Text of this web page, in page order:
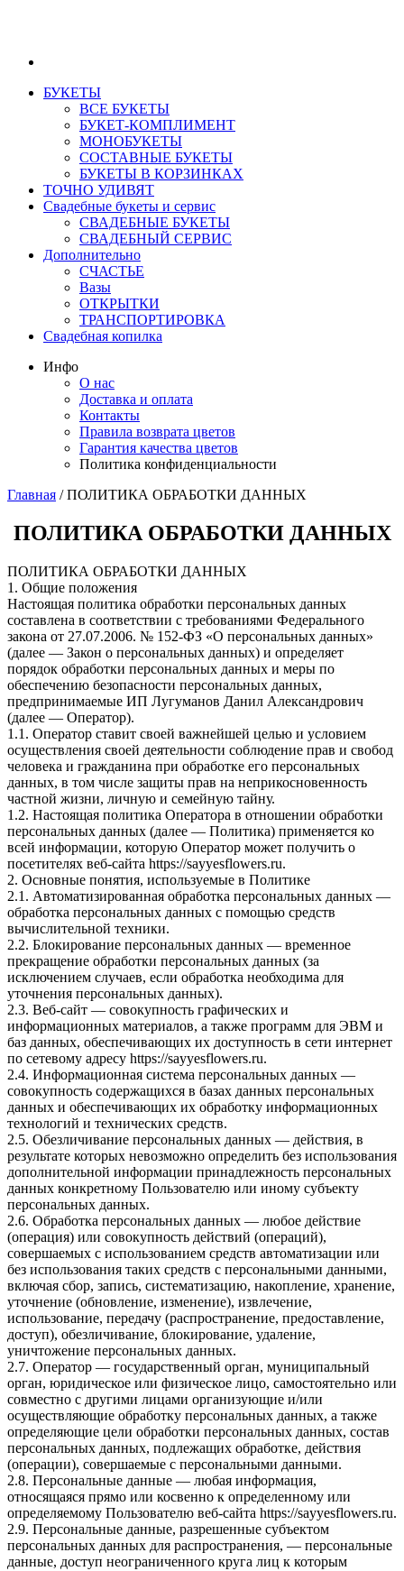
БУКЕТЫ
ВСЕ БУКЕТЫ
БУКЕТ-КОМПЛИМЕНТ
МОНОБУКЕТЫ
СОСТАВНЫЕ БУКЕТЫ
БУКЕТЫ В КОРЗИНКАХ
ТОЧНО УДИВЯТ
Свадебные букеты и сервис
СВАДЕБНЫЕ БУКЕТЫ
СВАДЕБНЫЙ СЕРВИС
Дополнительно
СЧАСТЬЕ
Вазы
ОТКРЫТКИ
ТРАНСПОРТИРОВКА
Свадебная копилка
Инфо
О нас
Доставка и оплата
Контакты
Правила возврата цветов
Гарантия качества цветов
Политика конфиденциальности
Главная / ПОЛИТИКА ОБРАБОТКИ ДАННЫХ
ПОЛИТИКА ОБРАБОТКИ ДАННЫХ
ПОЛИТИКА ОБРАБОТКИ ДАННЫХ
1. Общие положения
Настоящая политика обработки персональных данных
составлена в соответствии с требованиями Федерального
закона от 27.07.2006. № 152-ФЗ «О персональных данных»
(далее — Закон о персональных данных) и определяет
порядок обработки персональных данных и меры по
обеспечению безопасности персональных данных,
предпринимаемые ИП Лугуманов Данил Александрович
(далее — Оператор).
1.1. Оператор ставит своей важнейшей целью и условием
осуществления своей деятельности соблюдение прав и свобод
человека и гражданина при обработке его персональных
данных, в том числе защиты прав на неприкосновенность
частной жизни, личную и семейную тайну.
1.2. Настоящая политика Оператора в отношении обработки
персональных данных (далее — Политика) применяется ко
всей информации, которую Оператор может получить о
посетителях веб-сайта https://sayyesflowers.ru.
2. Основные понятия, используемые в Политике
2.1. Автоматизированная обработка персональных данных —
обработка персональных данных с помощью средств
вычислительной техники.
2.2. Блокирование персональных данных — временное
прекращение обработки персональных данных (за
исключением случаев, если обработка необходима для
уточнения персональных данных).
2.3. Веб-сайт — совокупность графических и
информационных материалов, а также программ для ЭВМ и
баз данных, обеспечивающих их доступность в сети интернет
по сетевому адресу https://sayyesflowers.ru.
2.4. Информационная система персональных данных —
совокупность содержащихся в базах данных персональных
данных и обеспечивающих их обработку информационных
технологий и технических средств.
2.5. Обезличивание персональных данных — действия, в
результате которых невозможно определить без использования
дополнительной информации принадлежность персональных
данных конкретному Пользователю или иному субъекту
персональных данных.
2.6. Обработка персональных данных — любое действие
(операция) или совокупность действий (операций),
совершаемых с использованием средств автоматизации или
без использования таких средств с персональными данными,
включая сбор, запись, систематизацию, накопление, хранение,
уточнение (обновление, изменение), извлечение,
использование, передачу (распространение, предоставление,
доступ), обезличивание, блокирование, удаление,
уничтожение персональных данных.
2.7. Оператор — государственный орган, муниципальный
орган, юридическое или физическое лицо, самостоятельно или
совместно с другими лицами организующие и/или
осуществляющие обработку персональных данных, а также
определяющие цели обработки персональных данных, состав
персональных данных, подлежащих обработке, действия
(операции), совершаемые с персональными данными.
2.8. Персональные данные — любая информация,
относящаяся прямо или косвенно к определенному или
определяемому Пользователю веб-сайта https://sayyesflowers.ru.
2.9. Персональные данные, разрешенные субъектом
персональных данных для распространения, — персональные
данные, доступ неограниченного круга лиц к которым